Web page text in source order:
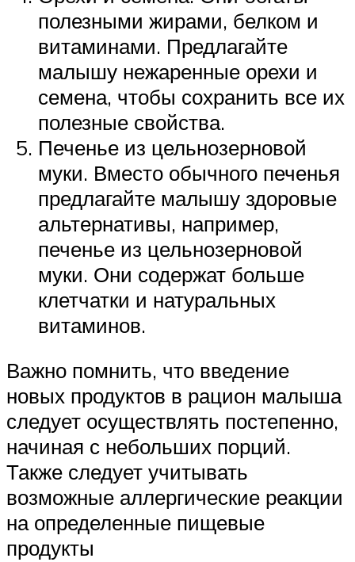
полезными жирами, белком и
витаминами. Предлагайте
малышу нежаренные орехи и
семена, чтобы сохранить все их
полезные свойства.
Печенье из цельнозерновой
муки. Вместо обычного печенья
предлагайте малышу здоровые
альтернативы, например,
печенье из цельнозерновой
муки. Они содержат больше
клетчатки и натуральных
витаминов.
Важно помнить, что введение
новых продуктов в рацион малыша
следует осуществлять постепенно,
начиная с небольших порций.
Также следует учитывать
возможные аллергические реакции
на определенные пищевые
продукты